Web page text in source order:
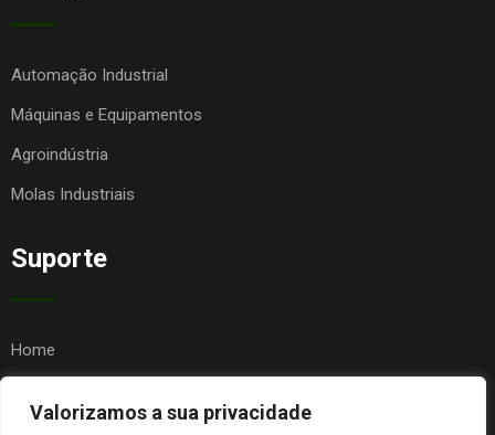
Valorizamos a sua privacidade
Automação Industrial
Máquinas e Equipamentos
Agroindústria
Molas Industriais
Suporte
Home